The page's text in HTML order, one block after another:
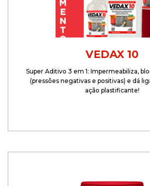
VEDAX 10
Super Aditivo 3 em 1: Impermeabiliza,
(pressões negativas e positivas) e dá
ação plastificante!